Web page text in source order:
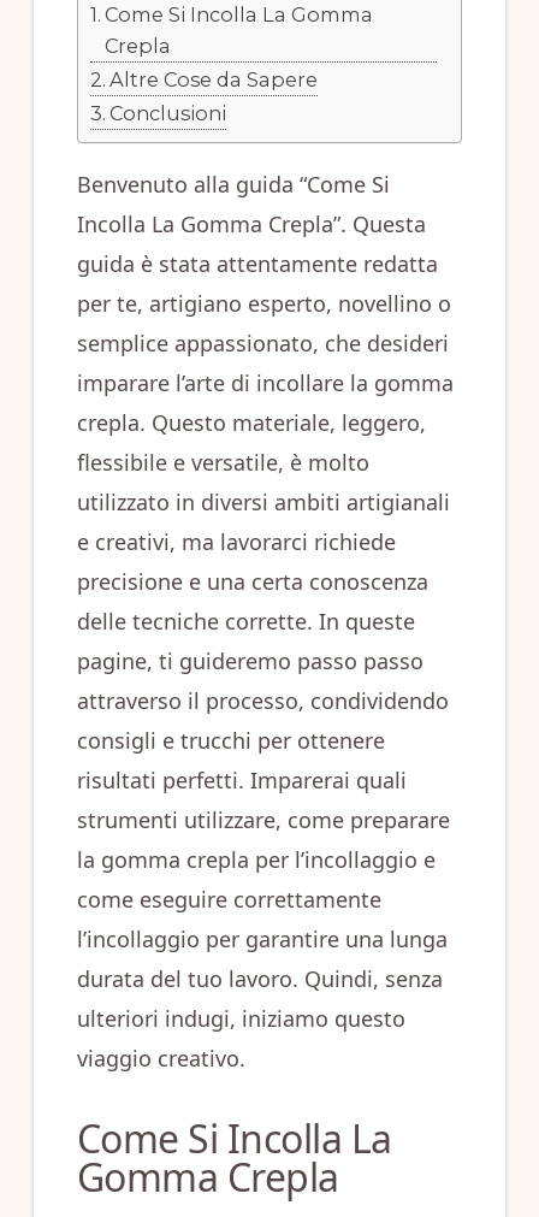
Come Si Incolla La Gomma
Crepla
Altre Cose da Sapere
Conclusioni
Benvenuto alla guida “Come Si
Incolla La Gomma Crepla”. Questa
guida è stata attentamente redatta
per te, artigiano esperto, novellino o
semplice appassionato, che desideri
imparare l’arte di incollare la gomma
crepla. Questo materiale, leggero,
flessibile e versatile, è molto
utilizzato in diversi ambiti artigianali
e creativi, ma lavorarci richiede
precisione e una certa conoscenza
delle tecniche corrette. In queste
pagine, ti guideremo passo passo
attraverso il processo, condividendo
consigli e trucchi per ottenere
risultati perfetti. Imparerai quali
strumenti utilizzare, come preparare
la gomma crepla per l’incollaggio e
come eseguire correttamente
l’incollaggio per garantire una lunga
durata del tuo lavoro. Quindi, senza
ulteriori indugi, iniziamo questo
viaggio creativo.
Come Si Incolla La
Gomma Crepla